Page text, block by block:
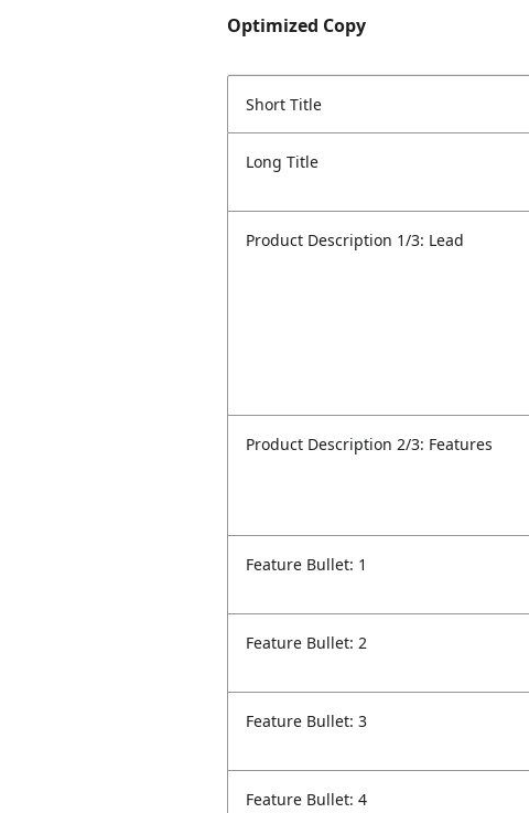
Optimized Copy
Short Title
Long Title
Product Description 1/3: Lead
Product Description 2/3: Features
Feature Bullet: 1
Feature Bullet: 2
Feature Bullet: 3
Feature Bullet: 4